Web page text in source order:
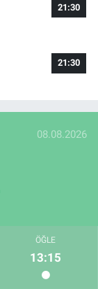
21:30
21:30
08.08.2026
ÖĞLE
13:15